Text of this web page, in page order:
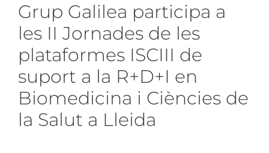
Grup Galilea participa a
les II Jornades de les
plataformes ISCIII de
suport a la R+D+I en
Biomedicina i Ciències de
la Salut a Lleida